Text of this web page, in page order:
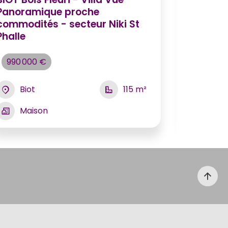
proche
- secteur Niki St
990 000 €
Biot
115 m²
Maison